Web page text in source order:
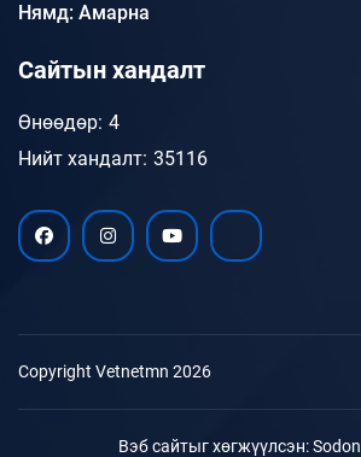
Нямд: Амарна
Сайтын хандалт
Өнөөдөр: 4
Нийт хандалт: 35116
Copyright Vetnetmn 2026
Вэб сайтыг хөгжүүлсэн: